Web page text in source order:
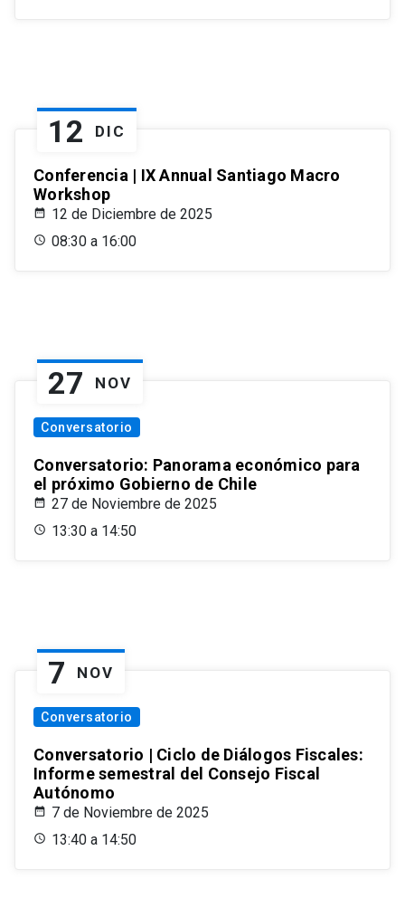
12 DIC
Conferencia | IX Annual Santiago Macro
Workshop
12 de Diciembre de 2025
08:30 a 16:00
27 NOV
Conversatorio
Conversatorio: Panorama económico para
el próximo Gobierno de Chile
27 de Noviembre de 2025
13:30 a 14:50
7 NOV
Conversatorio
Conversatorio | Ciclo de Diálogos Fiscales:
Informe semestral del Consejo Fiscal
Autónomo
7 de Noviembre de 2025
13:40 a 14:50